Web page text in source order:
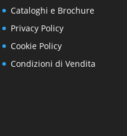
Cataloghi e Brochure
Privacy Policy
Cookie Policy
Condizioni di Vendita